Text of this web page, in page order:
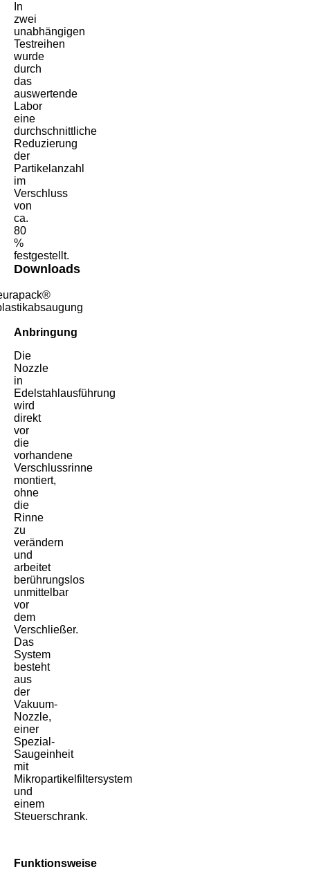
In
zwei
unabhängigen
Testreihen
wurde
durch
das
auswertende
Labor
eine
durchschnittliche
Reduzierung
der
Partikelanzahl
im
Verschluss
von
ca.
80
%
festgestellt.
Downloads
Anbringung
Die
Nozzle
in
Edelstahlausführung
wird
direkt
vor
die
vorhandene
Verschlussrinne
montiert,
ohne
die
Rinne
zu
verändern
und
arbeitet
berührungslos
unmittelbar
vor
dem
Verschließer.
Das
System
besteht
aus
der
Vakuum-
Nozzle,
einer
Spezial-
Saugeinheit
mit
Mikropartikelfiltersystem
und
einem
Steuerschrank.
Funktionsweise